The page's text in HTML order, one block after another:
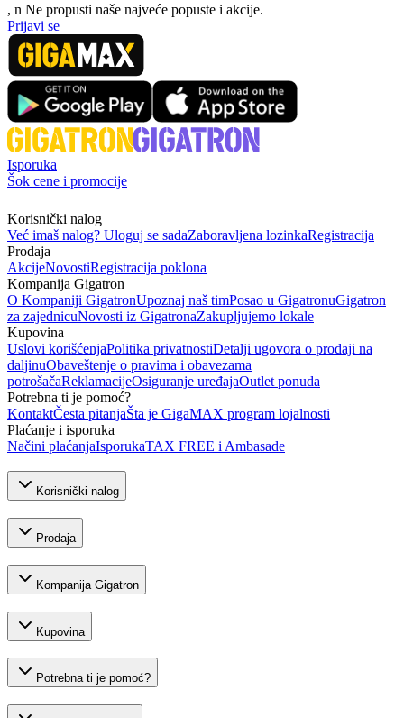
, n Ne propusti naše najveće popuste i akcije.
Prijavi se
Isporuka
Šok cene i promocije
Korisnički nalog
Već imaš nalog? Uloguj se sadaZaboravljena lozinkaRegistracija
Prodaja
AkcijeNovostiRegistracija poklona
Kompanija Gigatron
O Kompaniji GigatronUpoznaj naš timPosao u GigatronuGigatron
za zajednicuNovosti iz GigatronaZakupljujemo lokale
Kupovina
Uslovi korišćenjaPolitika privatnostiDetalji ugovora o prodaji na
daljinuObaveštenje o pravima i obavezama
potrošačaReklamacijeOsiguranje uređajaOutlet ponuda
Potrebna ti je pomoć?
KontaktČesta pitanjaŠta je GigaMAX program lojalnosti
Plaćanje i isporuka
Načini plaćanjaIsporukaTAX FREE i Ambasade
Korisnički nalog
Prodaja
Kompanija Gigatron
Kupovina
Potrebna ti je pomoć?